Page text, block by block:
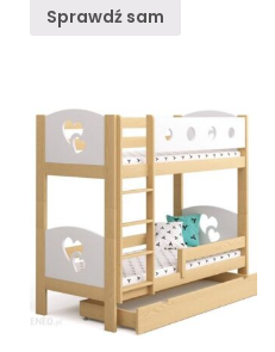
Sprawdź sam